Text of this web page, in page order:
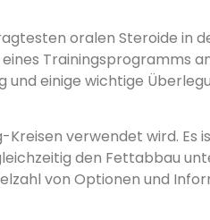
oralen Steroide in
Trainingsprogramms
einige wichtige
verwendet wird. Es
den Fettabbau
von Optionen und